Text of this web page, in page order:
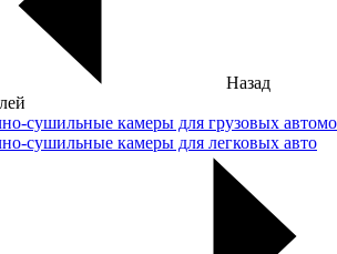
Назад
сушильные камеры для грузовых
сушильные камеры для легковых авто